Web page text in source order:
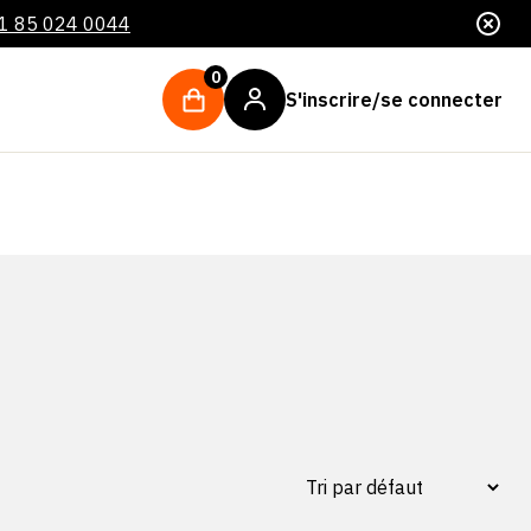
85 024 0044
0
S'inscrire/se connecter